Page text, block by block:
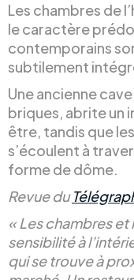
Les chambres de
le caractère
contemporains
subtilement
Une ancienne
briques, abrite un
être, tandis que
s’écoulent à
forme de dôme.
Revue du
« Les chambres
sensibilité à
qui se trouve à